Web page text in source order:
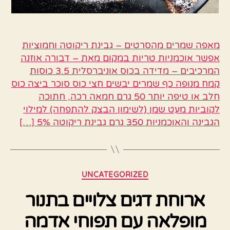
מאפה שמרים מהסרטים – גבינת ריקוטה וחמוציות
אפשר אוכמניות טריות במקום מאת – דבורה אוזנה
המרכיבים – מדידה בכוס אוניברסלית 3.5 כוסות
קמח מנופה כף שמרים יבשים חצי כוס סוכר ביצה כוס
חלב או טיפה יותר 50 גרם חמאה רכה, חתוכה
לקוביות מעט שמן (לשימון הבצק להתפחה) למילוי
הגבינה והאוכמניות 350 גרם גבינת ריקוטה 5% […]
קטגוריות
UNCATEGORIZED
ארוחת דגים צלויים בתנור
מופלאה עם תפוחי אדמה